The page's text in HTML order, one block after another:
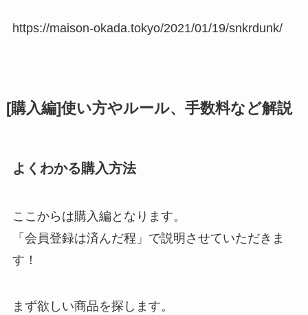
https://maison-okada.tokyo/2021/01/19/snkrdunk/
[購入編]使い方やルール、手数料など解説
よくわかる購入方法
ここからは購入編となります。
「会員登録は済んだ程」で説明させていただきま
す！
まず欲しい商品を探します。